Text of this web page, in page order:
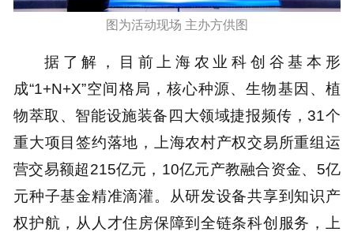
图为活动现场 主办方供图
据了解，目前上海农业科创谷基本形
成“1+N+X”空间格局，核心种源、生物基因、植
物萃取、智能设施装备四大领域捷报频传，31个
重大项目签约落地，上海农村产权交易所重组运
营交易额超215亿元，10亿元产教融合资金、5亿
元种子基金精准滴灌。从研发设备共享到知识产
权护航，从人才住房保障到全链条科创服务，上